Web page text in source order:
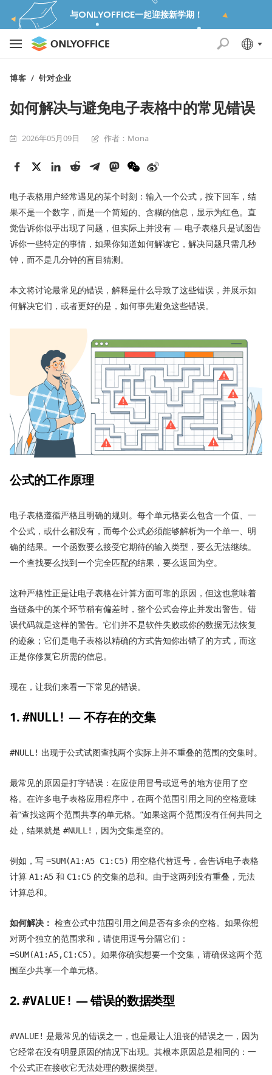
与ONLYOFFICE一起迎接新学期！
博客 / 针对企业
如何解决与避免电子表格中的常见错误
2026年05月09日 作者：Mona
电子表格用户经常遇见的某个时刻：输入一个公式，按下回车，结
果不是一个数字，而是一个简短的、含糊的信息，显示为红色。直
觉告诉你似乎出现了问题，但实际上并没有 — 电子表格只是试图告
诉你一些特定的事情，如果你知道如何解读它，解决问题只需几秒
钟，而不是几分钟的盲目猜测。
本文将讨论最常见的错误，解释是什么导致了这些错误，并展示如
何解决它们，或者更好的是，如何事先避免这些错误。
公式的工作原理
电子表格遵循严格且明确的规则。每个单元格要么包含一个值、一
个公式，或什么都没有，而每个公式必须能够解析为一个单一、明
确的结果。一个函数要么接受它期待的输入类型，要么无法继续。
一个查找要么找到一个完全匹配的结果，要么返回为空。
这种严格性正是让电子表格在计算方面可靠的原因，但这也意味着
当链条中的某个环节稍有偏差时，整个公式会停止并发出警告。错
误代码就是这样的警告。它们并不是软件失败或你的数据无法恢复
的迹象；它们是电子表格以精确的方式告知你出错了的方式，而这
正是你修复它所需的信息。
现在，让我们来看一下常见的错误。
1.#NULL! — 不存在的交集
#NULL! 出现于公式试图查找两个实际上并不重叠的范围的交集时。
最常见的原因是打字错误：在应使用冒号或逗号的地方使用了空
格。在许多电子表格应用程序中，在两个范围引用之间的空格意味
着“查找这两个范围共享的单元格。”如果这两个范围没有任何共同之
处，结果就是 #NULL! ，因为交集是空的。
例如，写 =SUM(A1:A5 C1:C5) 用空格代替逗号，会告诉电子表格
计算 A1:A5 和 C1:C5 的交集的总和。由于这两列没有重叠，无法
计算总和。
如何解决： 检查公式中范围引用之间是否有多余的空格。如果你想
对两个独立的范围求和，请使用逗号分隔它们：
=SUM(A1:A5,C1:C5) 。如果你确实想要一个交集，请确保这两个范
围至少共享一个单元格。
2.#VALUE! — 错误的数据类型
#VALUE! 是最常见的错误之一，也是最让人沮丧的错误之一，因为
它经常在没有明显原因的情况下出现。其根本原因总是相同的：一
个公式正在接收它无法处理的数据类型。